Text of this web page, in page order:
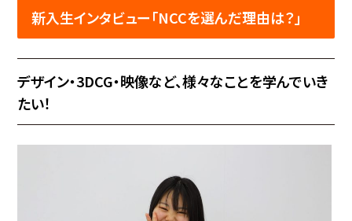
新入生インタビュー「NCCを選んだ理由は？」
デザイン・3DCG・映像など、様々なことを学んでいき
たい！